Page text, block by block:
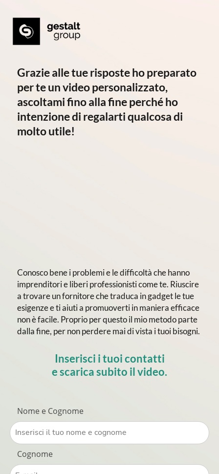
Grazie alle tue risposte ho preparato
per te un video personalizzato,
ascoltami fino alla fine perché ho
intenzione di regalarti qualcosa di
molto utile!
Conosco bene i problemi e le difficoltà che hanno
imprenditori e liberi professionisti come te. Riuscire
a trovare un fornitore che traduca in gadget le tue
esigenze e ti aiuti a promuoverti in maniera efficace
non è facile. Proprio per questo il mio metodo parte
dalla fine, per non perdere mai di vista i tuoi bisogni.
Inserisci i tuoi contatti
e scarica subito il video.
Nome e Cognome
Cognome